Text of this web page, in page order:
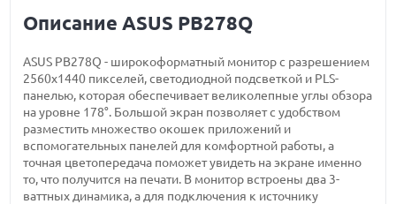
Описание ASUS PB278Q
ASUS PB278Q - широкоформатный монитор с разрешением
2560x1440 пикселей, светодиодной подсветкой и PLS-
панелью, которая обеспечивает великолепные углы обзора
на уровне 178°. Большой экран позволяет с удобством
разместить множество окошек приложений и
вспомогательных панелей для комфортной работы, а
точная цветопередача поможет увидеть на экране именно
то, что получится на печати. В монитор встроены два 3-
ваттных динамика, а для подключения к источнику